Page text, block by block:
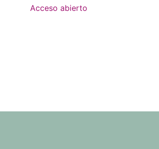
Acceso abierto